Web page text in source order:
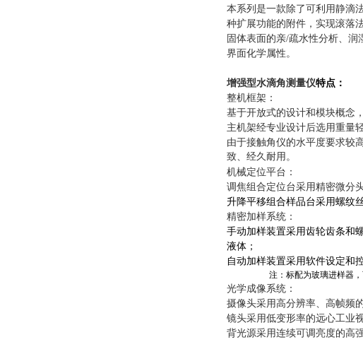
本系列是一款除了可利用静滴
种扩展功能的附件，实现滚落
固体表面的亲/疏水性分析、
界面化学属性。
增强型水滴角测量仪特点：
整机框架：
基于开放式的设计和模块概念
主机架经专业设计后选用重量
由于接触角仪的水平度要求较
致、经久耐用。
机械定位平台：
调焦组合定位台采用精密微分
升降平移组合样品台采用螺纹
精密加样系统：
手动加样装置采用齿轮齿条和
液体；
自动加样装置采用软件设定和
注：标配为玻璃进样器
光学成像系统：
摄像头采用高分辨率、高帧频
镜头采用低变形率的远心工业
背光源采用连续可调亮度的高